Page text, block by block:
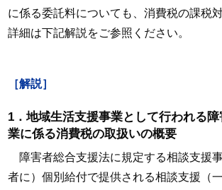
に係る委託料についても、消費税の課税
詳細は下記解説をご参照ください。
［解説］
1．地域生活支援事業として行われる
業に係る消費税の取扱いの概要
障害者総合支援法に規定する相談支援
者に）個別給付で提供される相談支援（